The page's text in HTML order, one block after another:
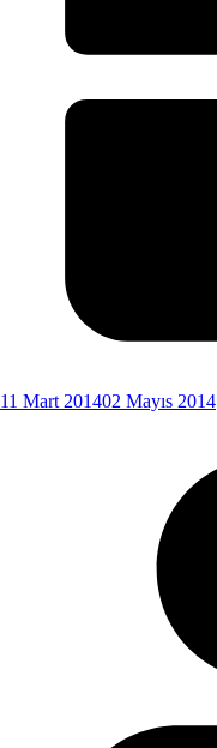
11 Mart 201402 Mayıs 2014